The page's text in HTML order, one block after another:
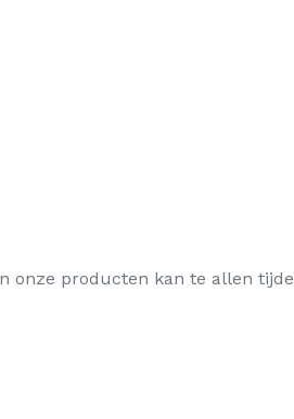
onze producten kan te allen tijde